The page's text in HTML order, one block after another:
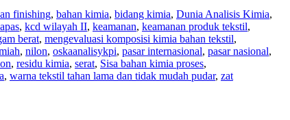
finishing, bahan kimia, bidang kimia, Dunia Analisis Kimia,
, kcd wilayah II, keamanan, keamanan produk tekstil,
berat, mengevaluasi komposisi kimia bahan tekstil,
, nilon, oskaanalisykpi, pasar internasional, pasar nasional,
, residu kimia, serat, Sisa bahan kimia proses,
, warna tekstil tahan lama dan tidak mudah pudar, zat